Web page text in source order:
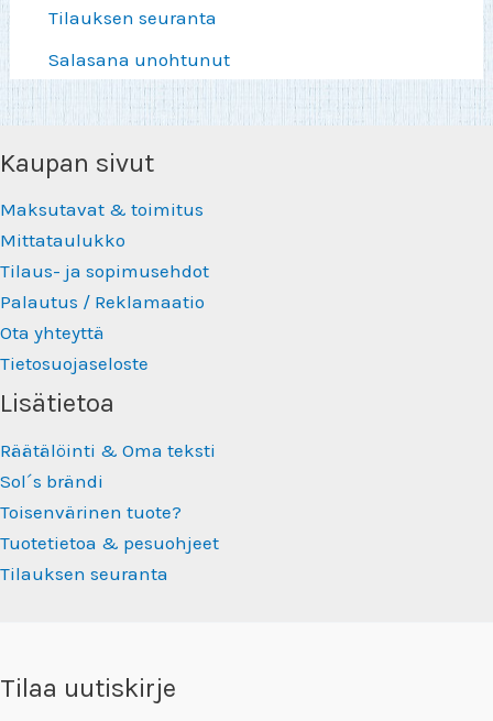
Tilauksen seuranta
Salasana unohtunut
Kaupan sivut
Maksutavat & toimitus
Mittataulukko
Tilaus- ja sopimusehdot
Palautus / Reklamaatio
Ota yhteyttä
Tietosuojaseloste
Lisätietoa
Räätälöinti & Oma teksti
Sol´s brändi
Toisenvärinen tuote?
Tuotetietoa & pesuohjeet
Tilauksen seuranta
Tilaa uutiskirje